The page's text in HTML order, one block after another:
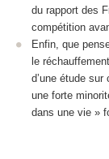
du rapport des
compétition
Enfin, que
le
d’une étude
une forte
dans une vie »